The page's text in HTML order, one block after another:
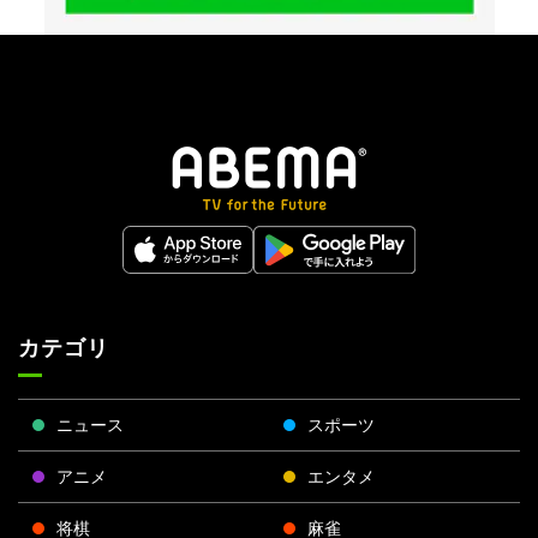
カテゴリ
ニュース スポーツ
アニメ エンタメ
将棋 麻雀